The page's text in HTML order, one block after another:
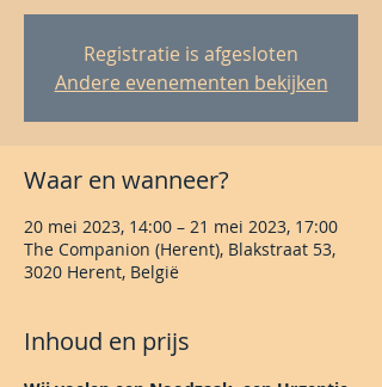
Registratie is afgesloten
Andere evenementen bekijken
Waar en wanneer?
20 mei 2023, 14:00 – 21 mei 2023, 17:00
The Companion (Herent), Blakstraat 53,
3020 Herent, België
Inhoud en prijs